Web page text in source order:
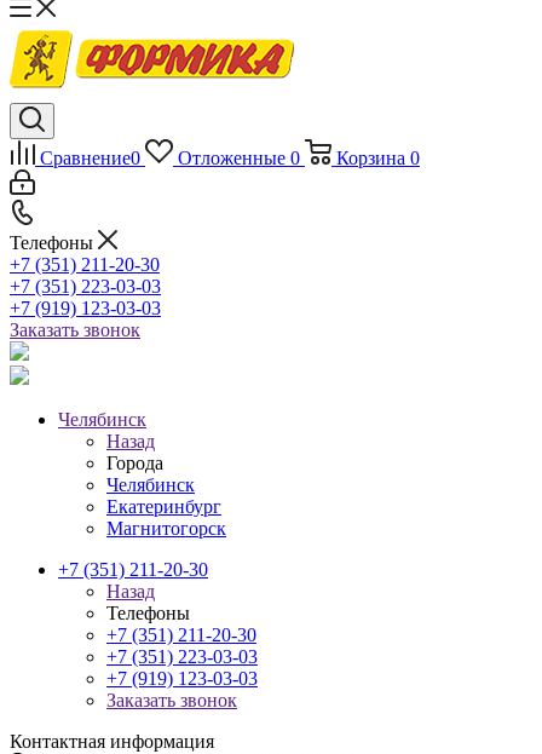
Сравнение0 Отложенные 0 Корзина 0
Телефоны
+7 (351) 211-20-30
+7 (351) 223-03-03
+7 (919) 123-03-03
Заказать звонок
Челябинск
Назад
Города
Челябинск
Екатеринбург
Магнитогорск
+7 (351) 211-20-30
Назад
Телефоны
+7 (351) 211-20-30
+7 (351) 223-03-03
+7 (919) 123-03-03
Заказать звонок
Контактная информация